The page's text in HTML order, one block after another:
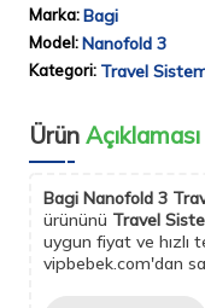
Marka:Bagi
Model:Nanofold 3
Kategori: Travel
Ürün Açıklaması
Bagi Nanofold 3
ürününü Travel
uygun fiyat ve hızlı
vipbebek.com'dan